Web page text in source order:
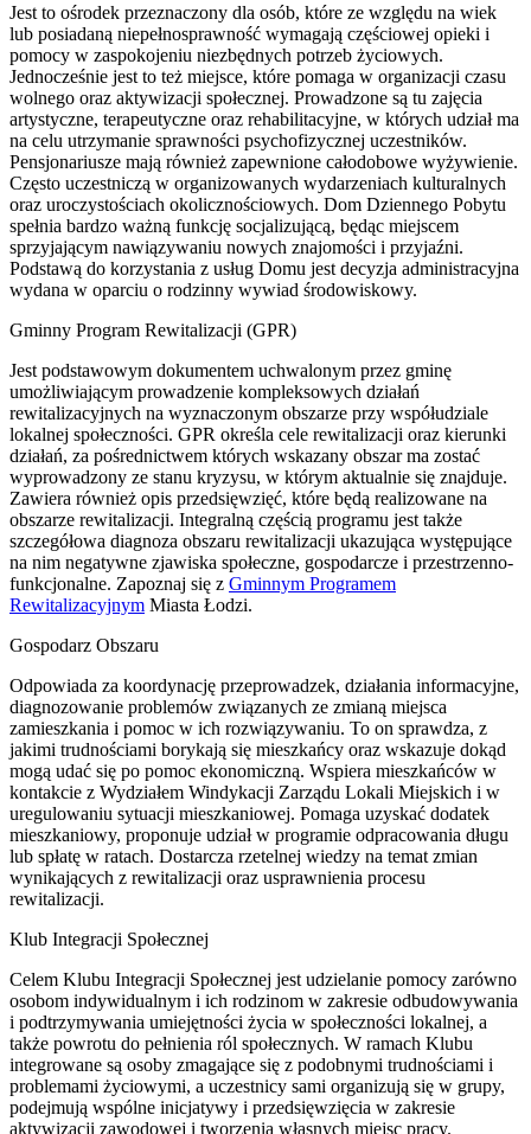
Jest to ośrodek przeznaczony dla osób, które ze względu na wiek
lub posiadaną niepełnosprawność wymagają częściowej opieki i
pomocy w zaspokojeniu niezbędnych potrzeb życiowych.
Jednocześnie jest to też miejsce, które pomaga w organizacji czasu
wolnego oraz aktywizacji społecznej. Prowadzone są tu zajęcia
artystyczne, terapeutyczne oraz rehabilitacyjne, w których udział ma
na celu utrzymanie sprawności psychofizycznej uczestników.
Pensjonariusze mają również zapewnione całodobowe wyżywienie.
Często uczestniczą w organizowanych wydarzeniach kulturalnych
oraz uroczystościach okolicznościowych. Dom Dziennego Pobytu
spełnia bardzo ważną funkcję socjalizującą, będąc miejscem
sprzyjającym nawiązywaniu nowych znajomości i przyjaźni.
Podstawą do korzystania z usług Domu jest decyzja administracyjna
wydana w oparciu o rodzinny wywiad środowiskowy.
Gminny Program Rewitalizacji (GPR)
Jest podstawowym dokumentem uchwalonym przez gminę
umożliwiającym prowadzenie kompleksowych działań
rewitalizacyjnych na wyznaczonym obszarze przy współudziale
lokalnej społeczności. GPR określa cele rewitalizacji oraz kierunki
działań, za pośrednictwem których wskazany obszar ma zostać
wyprowadzony ze stanu kryzysu, w którym aktualnie się znajduje.
Zawiera również opis przedsięwzięć, które będą realizowane na
obszarze rewitalizacji. Integralną częścią programu jest także
szczegółowa diagnoza obszaru rewitalizacji ukazująca występujące
na nim negatywne zjawiska społeczne, gospodarcze i przestrzenno-
funkcjonalne. Zapoznaj się z Gminnym Programem
Rewitalizacyjnym Miasta Łodzi.
Gospodarz Obszaru
Odpowiada za koordynację przeprowadzek, działania informacyjne,
diagnozowanie problemów związanych ze zmianą miejsca
zamieszkania i pomoc w ich rozwiązywaniu. To on sprawdza, z
jakimi trudnościami borykają się mieszkańcy oraz wskazuje dokąd
mogą udać się po pomoc ekonomiczną. Wspiera mieszkańców w
kontakcie z Wydziałem Windykacji Zarządu Lokali Miejskich i w
uregulowaniu sytuacji mieszkaniowej. Pomaga uzyskać dodatek
mieszkaniowy, proponuje udział w programie odpracowania długu
lub spłatę w ratach. Dostarcza rzetelnej wiedzy na temat zmian
wynikających z rewitalizacji oraz usprawnienia procesu
rewitalizacji.
Klub Integracji Społecznej
Celem Klubu Integracji Społecznej jest udzielanie pomocy zarówno
osobom indywidualnym i ich rodzinom w zakresie odbudowywania
i podtrzymywania umiejętności życia w społeczności lokalnej, a
także powrotu do pełnienia ról społecznych. W ramach Klubu
integrowane są osoby zmagające się z podobnymi trudnościami i
problemami życiowymi, a uczestnicy sami organizują się w grupy,
podejmują wspólne inicjatywy i przedsięwzięcia w zakresie
aktywizacji zawodowej i tworzenia własnych miejsc pracy.